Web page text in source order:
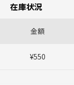
在庫状況
金額
¥550